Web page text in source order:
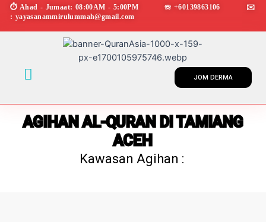
Skip
content
⏱︎ Ahad - Jumaat: 08:00AM - 5:00PM ☏ +60139863106 ✉︎
: yayasanammirulummah@gmail.com
Menu JOM DERMA
AGIHAN AL-QURAN DI TAMIANG
ACEH
Kawasan Agihan :